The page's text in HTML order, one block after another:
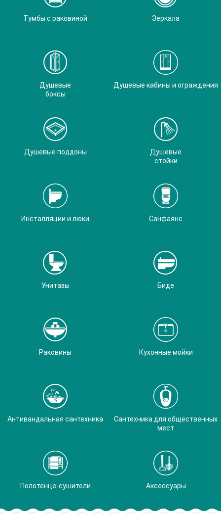
Тумбы с раковиной Зеркала
Душевые
боксы
Душевые кабины и ограждения
Душевые поддоны
Душевые
стойки
Инсталляции и люки Санфаянс
Унитазы Биде
Раковины Кухонные мойки
Антивандальная сантехника
Сантехника для общественных
мест
Полотенце-сушители Аксессуары